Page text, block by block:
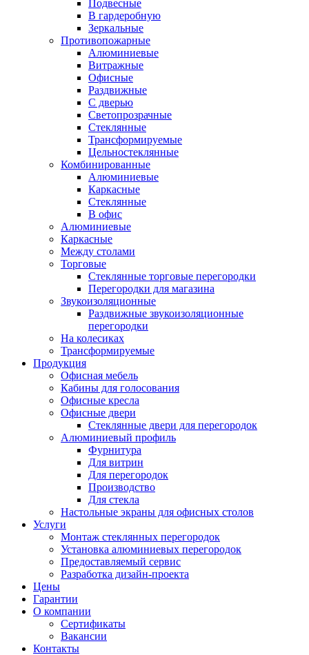
Подвесные
В гардеробную
Зеркальные
Противопожарные
Алюминиевые
Витражные
Офисные
Раздвижные
С дверью
Светопрозрачные
Стеклянные
Трансформируемые
Цельностеклянные
Комбинированные
Алюминиевые
Каркасные
Стеклянные
В офис
Алюминиевые
Каркасные
Между столами
Торговые
Стеклянные торговые перегородки
Перегородки для магазина
Звукоизоляционные
Раздвижные звукоизоляционные
перегородки
На колесиках
Трансформируемые
Продукция
Офисная мебель
Кабины для голосования
Офисные кресла
Офисные двери
Стеклянные двери для перегородок
Алюминиевый профиль
Фурнитура
Для витрин
Для перегородок
Производство
Для стекла
Настольные экраны для офисных столов
Услуги
Монтаж стеклянных перегородок
Установка алюминиевых перегородок
Предоставляемый сервис
Разработка дизайн-проекта
Цены
Гарантии
О компании
Сертификаты
Вакансии
Контакты